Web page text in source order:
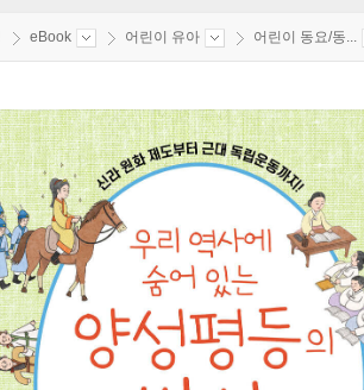
eBook 어린이 유아 어린이 동요/동...